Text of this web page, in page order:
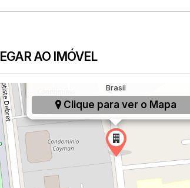
AO IMÓVEL
Marica, Mogi das Cruzes, SP, São Paulo,
Brasil
Clique para ver o Mapa